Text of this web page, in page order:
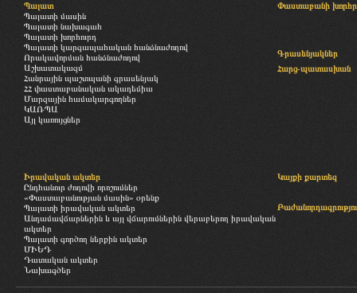
Պալատ
Պալատի մասին
Պալատի նախագահ
Պալատի խորհուրդ
Պալատի կարգապահական հանձնաժողով
Որակավորման հանձնաժողով
Աշխատակազմ
Հանրային պաշտպանի գրասենյակ
ՀՀ փաստաբանական ակադեմիա
Մարզային համակարգողներ
ԿԱՌՊԱ
Այլ կառույցներ
Փաստաբանի
Գրասենյակներ
Հարց-պատասխան
Իրավական ակտեր
Ընդհանուր ժողովի որոշումներ
«Փաստաբանության մասին» օրենք
Պալատի իրավական ակտեր
Անդամավճարներին և այլ վճարումներին վերաբերող իրավական
ակտեր
Պալատի գործող ներքին ակտեր
ՄԻԵԴ
Դատական ակտեր
Նախագծեր
Կայքի քարտեզ